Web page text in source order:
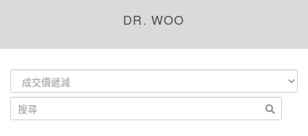
DR. WOO